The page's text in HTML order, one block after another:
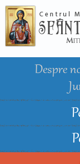
Despre